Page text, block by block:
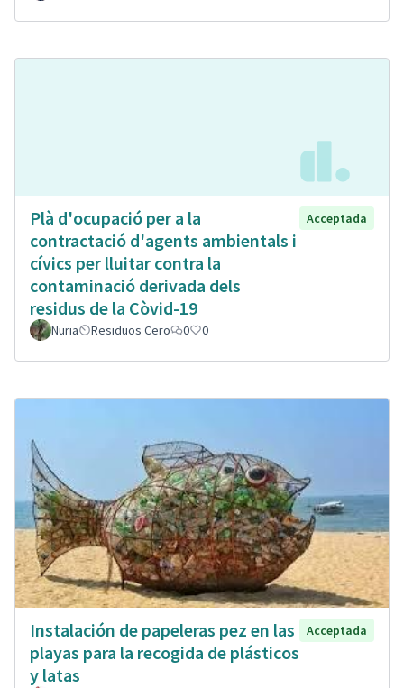
Plà d'ocupació per a la
contractació d'agents ambientals i
cívics per lluitar contra la
contaminació derivada dels
residus de la Còvid-19
Acceptada
Nuria Residuos Cero 0 0
Instalación de papeleras pez en las
playas para la recogida de plásticos
y latas
Acceptada